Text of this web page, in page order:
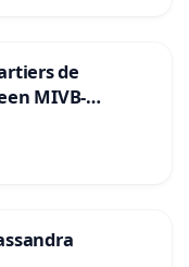
de
MIVB-
en Het